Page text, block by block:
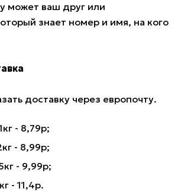
может ваш друг или
знает номер и имя, на кого
доставку через европочту.
- 8,79р;
- 8,99р;
- 9,99р;
- 11,4р.